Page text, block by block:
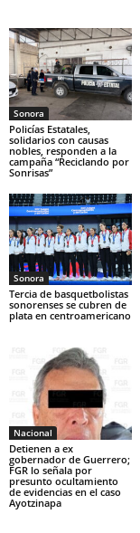
Sonora
Policías Estatales,
solidarios con causas
nobles, responden a la
campaña “Reciclando por
Sonrisas”
Sonora
Tercia de basquetbolistas
sonorenses se cubren de
plata en centroamericano
Nacional
Detienen a ex
gobernador de Guerrero;
FGR lo señala por
presunto ocultamiento
de evidencias en el caso
Ayotzinapa